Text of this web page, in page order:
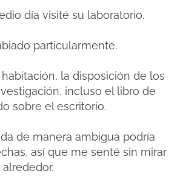
día visité su laboratorio.
particularmente.
la disposición de los
incluso el libro de
sobre el escritorio.
de manera ambigua podría
así que me senté sin mirar